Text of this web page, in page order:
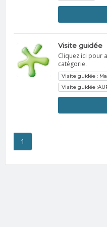
Visite guidée
Cliquez ici pour
catégorie.
Visite guidée :
Visite guidée
1